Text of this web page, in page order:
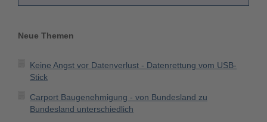
Neue Themen
Keine Angst vor Datenverlust - Datenrettung vom USB-
Stick
Carport Baugenehmigung - von Bundesland zu
Bundesland unterschiedlich